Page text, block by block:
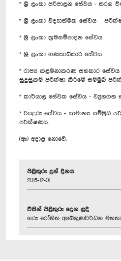
* ශ්‍රී ලංකා පරිපාලන සේවය -
* ශ්‍රී ලංකා විද්‍යාත්මක සේවය
* ශ්‍රී ලංකා ක්‍රමසම්පාදන සේවය
* ශ්‍රී ලංකා ගණකාධිකාරි සේවය
* රාජ්‍ය කළමනාකරණ සහකාර
සුදුසුකම් පරීක්ෂා කිරීමේ සම්මුඛ
* කාර්යාල සේවක සේවය - ව්‍යුහගත
* රියදුරු සේවය - සාමාන්‍ය සම්මුඛ
පරීක්ෂණය.
(ඈ) අදාළ නොවේ.
පිළිතුරු දුන් දිනය
2015-12-01
විසින් පිළිතුරු දෙන ලදී
ගරු රෝහිත අබේගුණවර්ධන මහතා,